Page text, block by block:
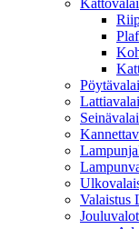
Valaistus
Jouluvalot